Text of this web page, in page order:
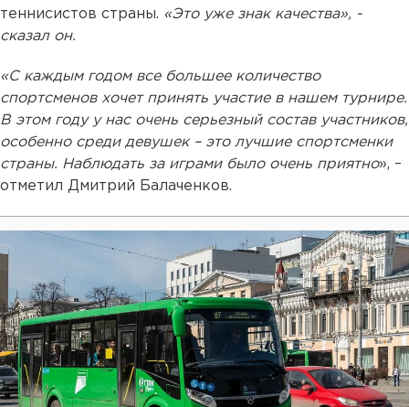
теннисистов страны. «Это уже знак качества», -
сказал он.
«С каждым годом все большее количество
спортсменов хочет принять участие в нашем турнире.
В этом году у нас очень серьезный состав участников,
особенно среди девушек – это лучшие спортсменки
страны. Наблюдать за играми было очень приятно», –
отметил Дмитрий Балаченков.